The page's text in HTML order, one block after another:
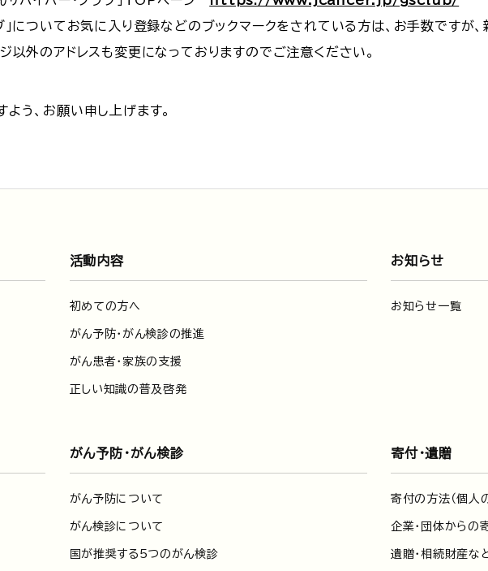
」についてお気に入り登録などのブックマークをされている方は、お手数ですが
以外のアドレスも変更になっておりますのでご注意ください。
う、お願い申し上げます。
活動内容
初めての方へ
がん予防・がん検診の推進
がん患者・家族の支援
正しい知識の普及啓発
お知らせ
お知らせ一覧
がん予防・がん検診
がん予防について
がん検診について
国が推奨する5つのがん検診
寄付・遺贈
寄付の方法（個人
企業・団体からの
遺贈・相続財産な